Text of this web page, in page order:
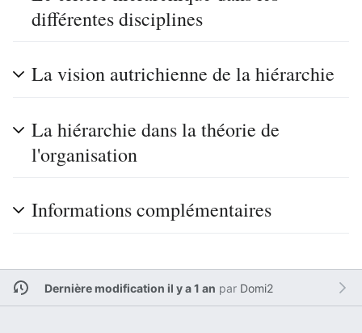
différentes disciplines
La vision autrichienne de la hiérarchie
La hiérarchie dans la théorie de
l'organisation
Informations complémentaires
Dernière modification il y a 1 an par Domi2